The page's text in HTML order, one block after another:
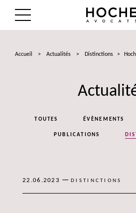
LES AVOCATS
TALENTS
Accueil > Actualités > Distinctions >
TOUTES ÉVÈNEMENTS
PUBLICATIONS
22.06.2023 — DISTINCTIONS